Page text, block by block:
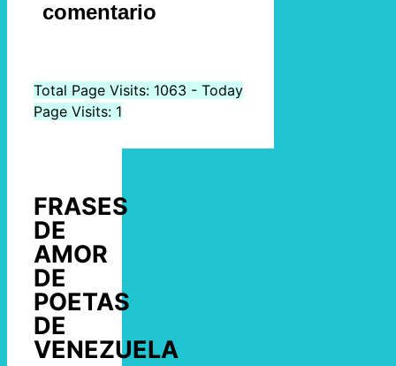
comentario
Total Page Visits: 1063 - Today
Page Visits: 1
FRASES
DE
AMOR
DE
POETAS
DE
VENEZUELA